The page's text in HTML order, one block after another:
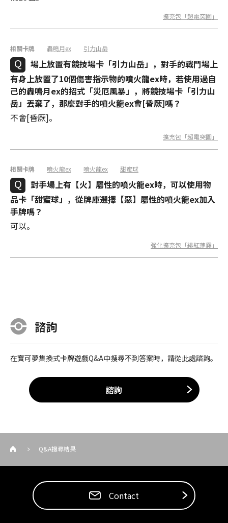
擴充包「超電突圍」
相關卡牌 轟鳴月ex 引力山岳
場上放置有競技場卡「引力山岳」，對手的戰鬥場上
有身上放置了10個傷害指示物的噴火龍ex時，若使用過自
己的轟鳴月ex的招式「災厄風暴」，將競技場卡「引力山
岳」丟棄了，那麼對手的噴火龍ex會[昏厥]嗎？
不會[昏厥]。
擴充包「超電突圍」
相關卡牌 噴火龍ex 噴火龍ex 甜蜜球
對手場上有【火】屬性的噴火龍ex時，可以使用物
品卡「甜蜜球」，從牌庫選擇【惡】屬性的噴火龍ex加入
手牌嗎？
可以。
強化擴充包「緋紅薄霧」
諮詢
在寶可夢集換式卡牌遊戲Q&A中搜尋不到答案時，請從此處諮詢。
諮詢
Q&A搜尋結果
Contact